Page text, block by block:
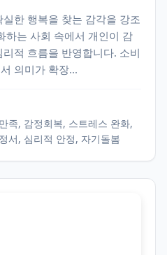
한 행복을 찾는 감각을 강조
하는 사회 속에서 개인이 감
적 흐름을 반영합니다. 소비
의미가 확장...
족, 감정회복, 스트레스 완화,
서, 심리적 안정, 자기돌봄